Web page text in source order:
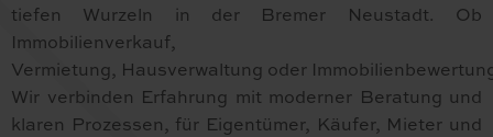
tiefen Wurzeln in der Bremer Neustadt. Ob
Immobilienverkauf,
Vermietung, Hausverwaltung oder
Wir verbinden Erfahrung mit moderner Beratung und
klaren Prozessen, für Eigentümer, Käufer, Mieter und